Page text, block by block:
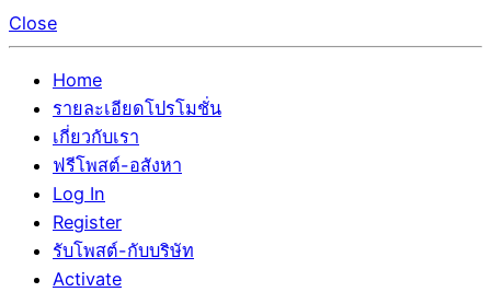
Close
Home
รายละเอียดโปรโมชั่น
เกี่ยวกับเรา
ฟรีโพสต์-อสังหา
Log In
Register
รับโพสต์-กับบริษัท
Activate